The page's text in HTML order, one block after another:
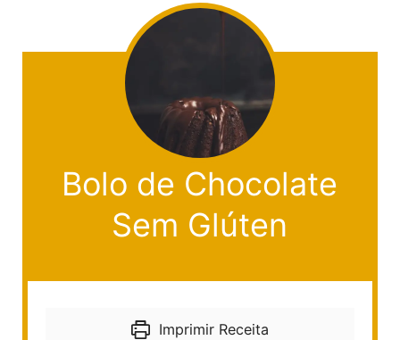
Bolo de Chocolate
Sem Glúten
Imprimir Receita